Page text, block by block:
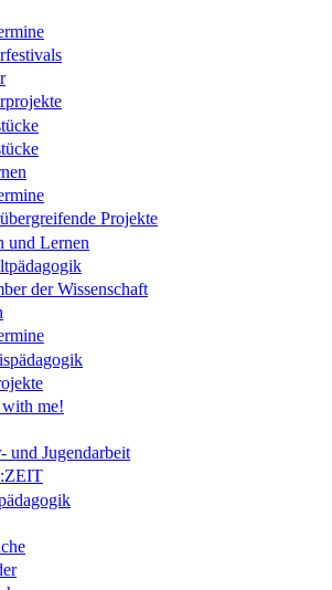
Projekte
und Lernen
der Wissenschaft
me!
und Jugendarbeit